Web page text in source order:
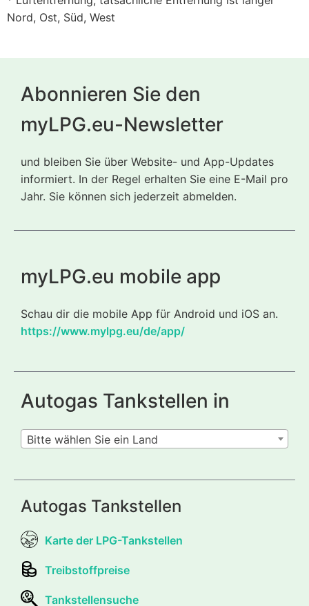
Nord, Ost, Süd, West
Abonnieren Sie den
myLPG.eu-Newsletter
und bleiben Sie über Website- und App-Updates
informiert. In der Regel erhalten Sie eine E-Mail pro
Jahr. Sie können sich jederzeit abmelden.
myLPG.eu mobile app
Schau dir die mobile App für Android und iOS an.
https://www.mylpg.eu/de/app/
Autogas Tankstellen in
Bitte wählen Sie ein Land
Autogas Tankstellen
Karte der LPG-Tankstellen
Treibstoffpreise
Tankstellensuche